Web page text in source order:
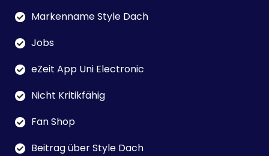
Markenname Style Dach
Jobs
eZeit App Uni Electronic
Nicht Kritikfähig
Fan Shop
Beitrag über Style Dach